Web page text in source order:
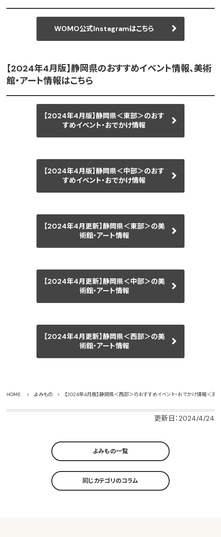
WOMO公式Instagramはこちら
【2024年4月版】静岡県のおすすめイベント情報、美術
館・アート情報はこちら
【2024年4月版】静岡県＜東部＞のおす
すめイベント・おでかけ情報
【2024年4月版】静岡県＜中部＞のおす
すめイベント・おでかけ情報
【2024年4月更新】静岡県＜東部＞の美
術館・アート情報
【2024年4月更新】静岡県＜中部＞の美
術館・アート情報
【2024年4月更新】静岡県＜西部＞の美
術館・アート情報
HOME よみもの 【2024年4月版】静岡県＜西部＞のおすすめイベント・おでかけ情報＜浜
更新日：2024/4/24
よみもの一覧
同じカテゴリのコラム